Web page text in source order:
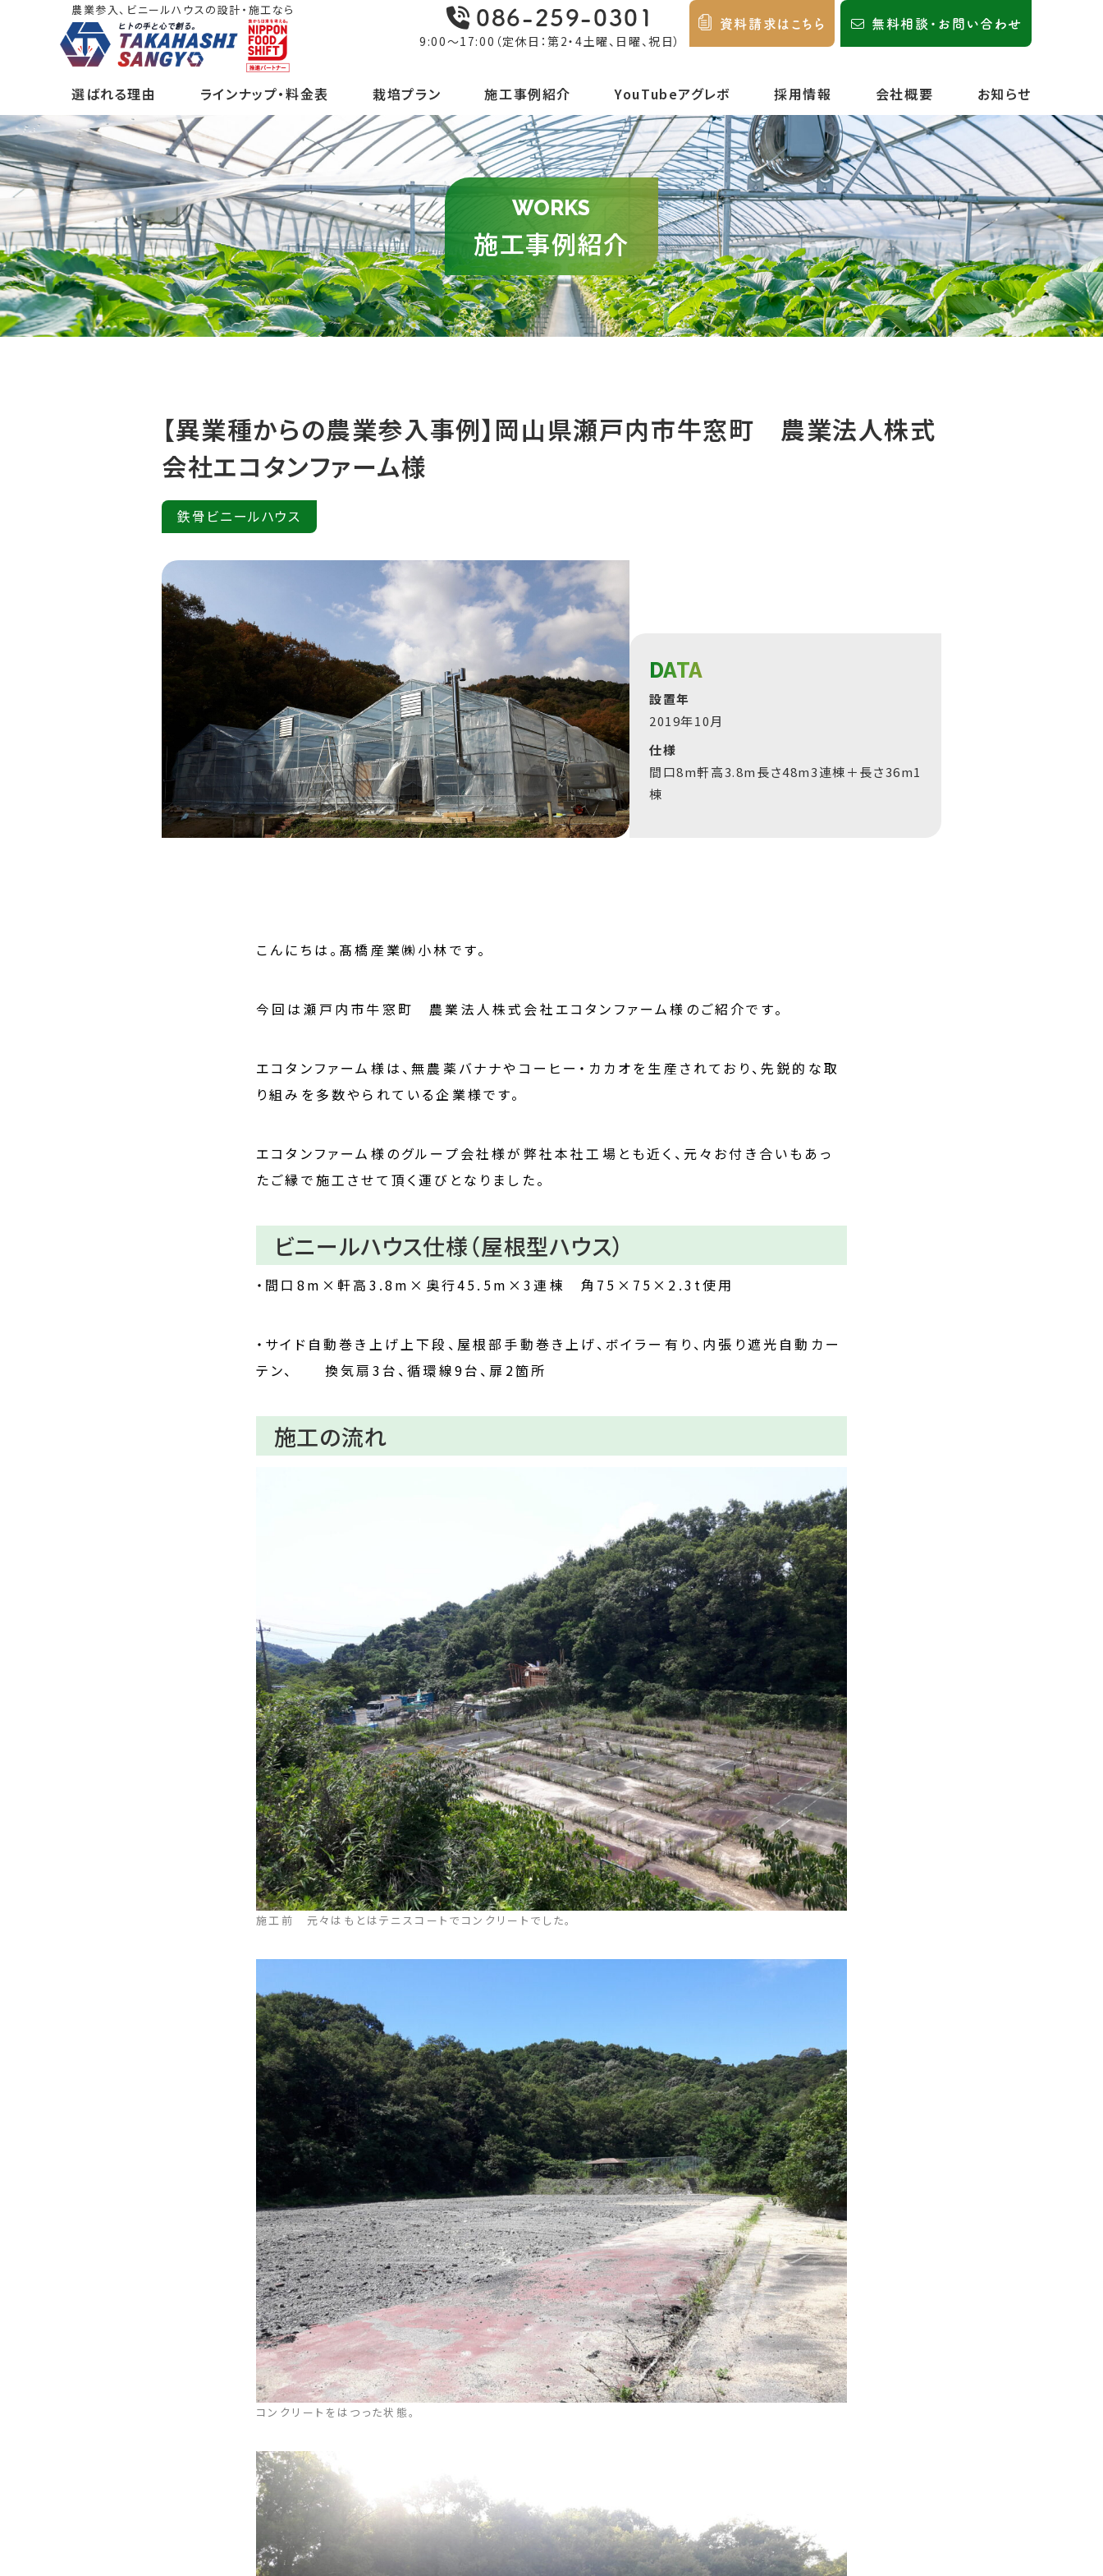
農業参入、ビニールハウスの設計・施工なら 086-259-0301
9:00〜17:00 （定休日：第2・4土曜、日曜、祝日）
資料請求はこちら 無料相談・お問い合わせ
選ばれる理由 ラインナップ・料金表 栽培プラン 施工事例紹介 YouTubeアグレボ 採用情報 会社概要 お知らせ
WORKS
施工事例紹介
【異業種からの農業参入事例】岡山県瀬戸内市牛窓町 農業法人株式
会社エコタンファーム様
鉄骨ビニールハウス
DATA
設置年
2019年10月
仕様
間口8m軒高3.8m長さ48m3連棟＋長さ36m1
棟
こんにちは。髙橋産業㈱小林です。
今回は瀬戸内市牛窓町 農業法人株式会社エコタンファーム様のご紹介です。
エコタンファーム様は、無農薬バナナやコーヒー・カカオを生産されており、先鋭的な取
り組みを多数やられている企業様です。
エコタンファーム様のグループ会社様が弊社本社工場とも近く、元々お付き合いもあっ
たご縁で施工させて頂く運びとなりました。
ビニールハウス仕様（屋根型ハウス）
・間口8m×軒高3.8m×奥行45.5m×3連棟 角75×75×2.3t使用
・サイド自動巻き上げ上下段、屋根部手動巻き上げ、ボイラー有り、内張り遮光自動カー
テン、 換気扇3台、循環線9台、扉2箇所
施工の流れ
施工前 元々はもとはテニスコートでコンクリートでした。
コンクリートをはつった状態。